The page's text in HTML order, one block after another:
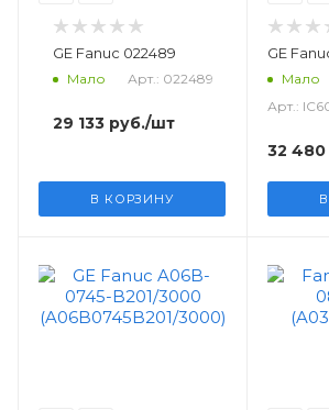
GE Fanuc 022489
Мало Арт.: 022489
29 133руб./шт
В КОРЗИНУ
Мало
Арт.:
32 480